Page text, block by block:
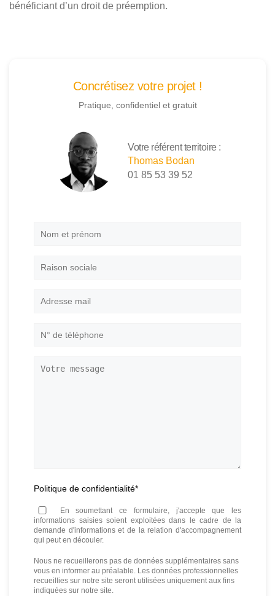
bénéficiant d’un droit de préemption.
Concrétisez votre projet !
Pratique, confidentiel et gratuit
Votre référent territoire :
Thomas Bodan
01 85 53 39 52
Nom
Raison
Adresse
N°
Votre
Politique de confidentialité*
En soumettant ce formulaire, j'accepte que les
informations saisies soient exploitées dans le cadre de la
demande d'informations et de la relation d'accompagnement
qui peut en découler.
Nous ne recueillerons pas de données supplémentaires sans
vous en informer au préalable. Les données professionnelles
recueillies sur notre site seront utilisées uniquement aux fins
indiquées sur notre site.